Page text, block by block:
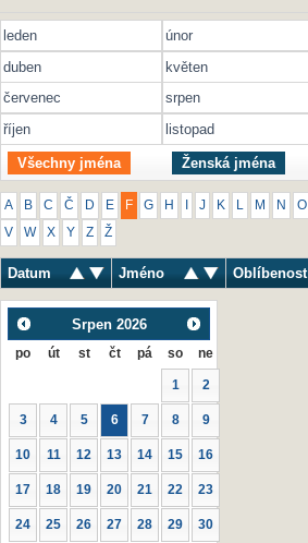
leden únor
duben
květen
červenec
srpen
říjen
listopad
Všechny jména Ženská jména
A B C Č D E F G H J K M N O
V W X Y Z Ž
Datum Jméno Oblíbenost
Srpen 2026
po út st čt pá so ne
1 2
3 4 5 6 7 8 9
10 11 12 13 14 15 16
17 18 19 20 21 22 23
24 25 26 27 28 29 30